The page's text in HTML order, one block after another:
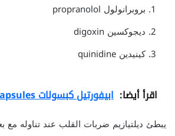
بروبرانولول propranolol
ديجوكسين digoxin
كينيدين quinidine
اقرأ أيضا: ابيفورتيل كبسولات Apifortyl capsules
يبطئ ديلتيازيم ضربات القلب عند تناوله مع